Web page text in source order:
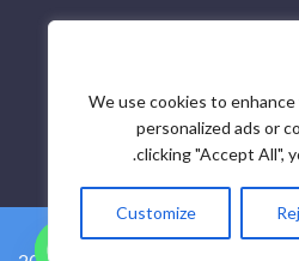
We use cookies to
personalized ads or
clicking "Accept All",
Customize